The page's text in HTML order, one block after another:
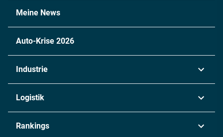
Meine News
Auto-Krise 2026
Industrie
Chemie
Logistik
Rankings